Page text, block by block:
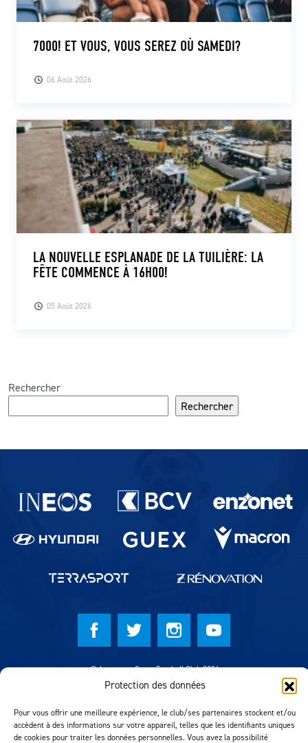
Protection des données
Pour vous offrir une meilleure expérience, le club/ses partenaires stockent et/ou
accèdent à des informations sur votre appareil, telles que les identifiants uniques
de cookies pour traiter les données personnelles. Vous avez la possibilité
06 Août 2026
7000! ET VOUS, VOUS SEREZ OÙ SAMEDI?
05 Août 2026
LA NOUVELLE ESPLANADE DE LA TUILIÈRE: LA
FÊTE COMMENCE À 16H00!
Rechercher
Rechercher
Partenaires du lausanne-Sport
© Lausanne Sport Football Club 2026